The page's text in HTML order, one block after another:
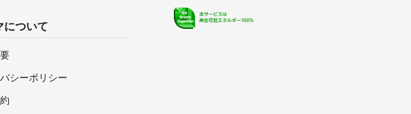
について
シーポリシー